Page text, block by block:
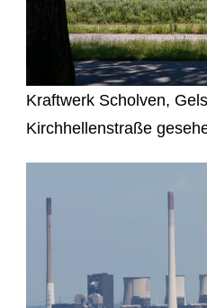
Kraftwerk Scholven,
Kirchhellenstraße